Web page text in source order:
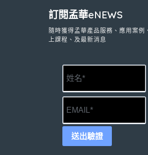
訂閱孟華eNEWS
隨時獲得孟華產品服務、應用案例
上課程、及最新消息
送出驗證